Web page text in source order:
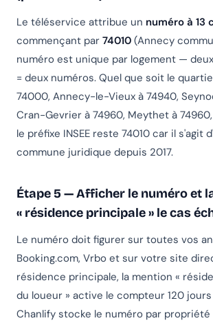
Le téléservice attribue un numéro à 13
commençant par 74010 (Annecy
numéro est unique par logement —
= deux numéros. Quel que soit le
74000, Annecy-le-Vieux à 74940,
Cran-Gevrier à 74960, Meythet à
le préfixe INSEE reste 74010 car il s'agit
commune juridique depuis 2017.
Étape 5 — Afficher le numéro et
« résidence principale » le cas
Le numéro doit figurer sur toutes vos
Booking.com, Vrbo et sur votre site
résidence principale, la mention «
du loueur » active le compteur 120
Chanlify stocke le numéro par